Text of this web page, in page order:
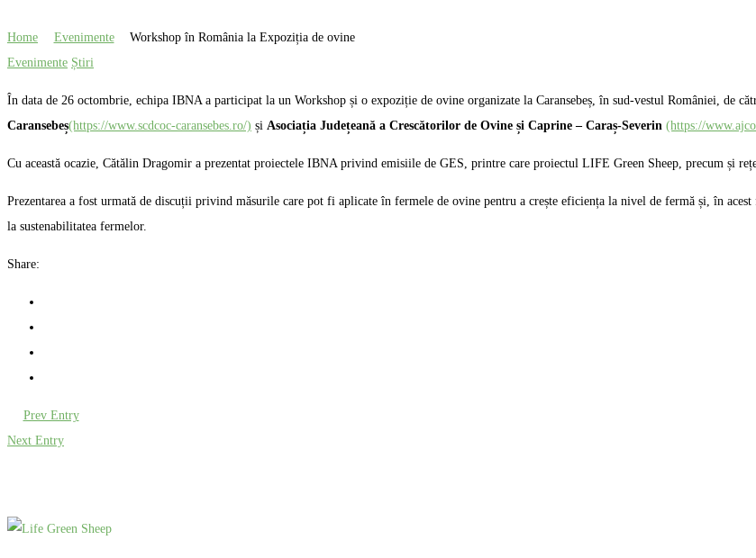
Home Evenimente
Workshop în România la Expoziția de ovine
Evenimente Știri
În data de 26 octombrie, echipa IBNA a participat la un Workshop și o expoziție de ovine organizate la Caransebeș, în sud-vestul României, de
Caransebeș(https://www.scdcoc-caransebes.ro/) și Asociația Județeană a Crescătorilor de Ovine și Caprine – Caraș-Severin (https://
Cu această ocazie, Cătălin Dragomir a prezentat proiectele IBNA privind emisiile de GES, printre care proiectul LIFE Green Sheep, precum și
Prezentarea a fost urmată de discuții privind măsurile care pot fi aplicate în fermele de ovine pentru a crește eficiența la nivel de fermă și, în
la sustenabilitatea fermelor.
Share:
Prev Entry
Next Entry